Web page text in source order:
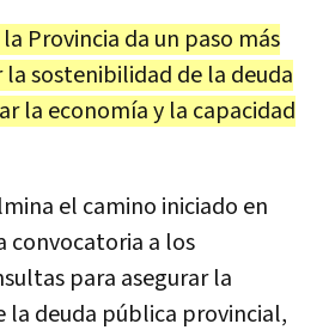
Provincia da un paso más
sostenibilidad de la deuda
la economía y la capacidad
el camino iniciado en
convocatoria a los
para asegurar la
la deuda pública provincial,